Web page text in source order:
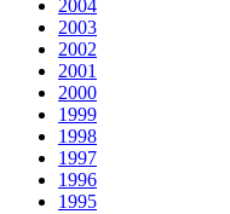
2004
2003
2002
2001
2000
1999
1998
1997
1996
1995